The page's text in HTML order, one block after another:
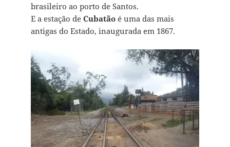
brasileiro ao porto de Santos.
E a estação de Cubatãoé uma das mais
antigas do Estado, inaugurada em 1867.